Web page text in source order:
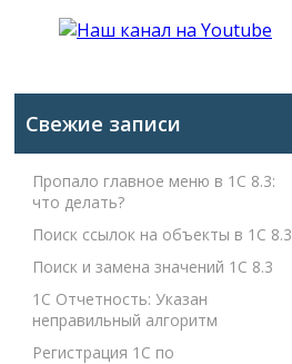
Свежие записи
Пропало главное меню в 1С 8.3:
что делать?
Поиск ссылок на объекты в 1С 8.3
Поиск и замена значений 1С 8.3
1С Отчетность: Указан
неправильный алгоритм
Регистрация 1С по